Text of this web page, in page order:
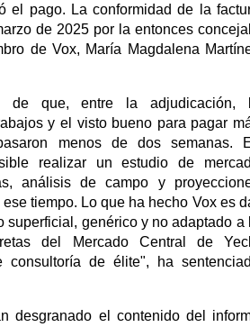
el pago. La conformidad de la
de 2025 por la entonces
de Vox, María Magdalena
de que, entre la adjudicación,
y el visto bueno para pagar
menos de dos semanas.
realizar un estudio de
análisis de campo y
tiempo. Lo que ha hecho Vox es
superficial, genérico y no adaptado a
del Mercado Central de
consultoría de élite", ha
desgranado el contenido del